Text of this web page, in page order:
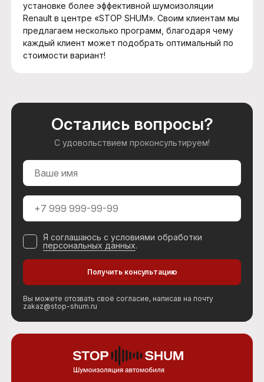
установке более эффективной шумоизоляции
Renault в центре «STOP SHUM». Своим клиентам мы
предлагаем несколько программ, благодаря чему
каждый клиент может подобрать оптимальный по
стоимости вариант!
Остались вопросы?
С удовольствием проконсультируем!
Я соглашаюсь с условиями обработки
персональных данных.
Вы можете отозвать своё согласие, написав на почту
zakaz@stop-shum.ru